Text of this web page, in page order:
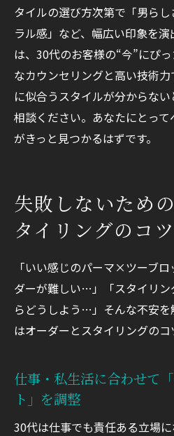
タイルの選び方次第で「男ら
ラル感」など、幅広い印象を演
は、30代のお客様の“今”にぴ
なカウンセリングと高い技術
に似合うスタイルが分からな
相談ください。あなたにとっ
がきっと見つかるはずです。
失敗しないため
タイリングのコツ
「いい感じのパーマ×ツーブ
ダーが難しい…」「スタイリン
らどうしよう…」そんな不安
はオーダーとスタイリングのコ
仕事・私生活に合わせて
ト」を調整
30代は仕事でも責任ある立場